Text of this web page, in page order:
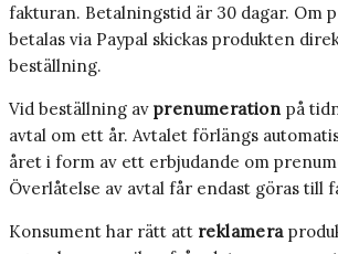
fakturan. Betalningstid är 30 dagar. Om
betalas via Paypal skickas produkten
beställning.
Vid beställning av prenumeration på
avtal om ett år. Avtalet förlängs
året i form av ett erbjudande om
Överlåtelse av avtal får endast göras till
Konsument har rätt att reklamera